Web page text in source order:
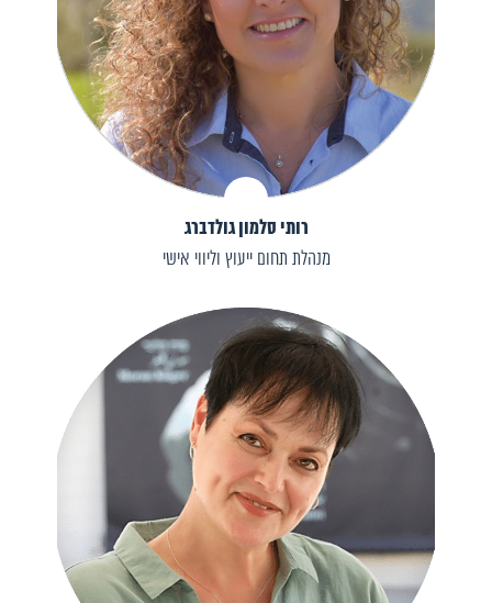
רותי סלמון גולדברג
מנהלת תחום ייעוץ וליווי אישי